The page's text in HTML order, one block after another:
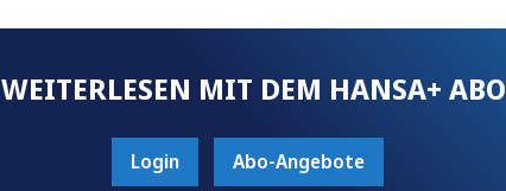
WEITERLESEN MIT DEM HANSA+ ABO
Login Abo-Angebote